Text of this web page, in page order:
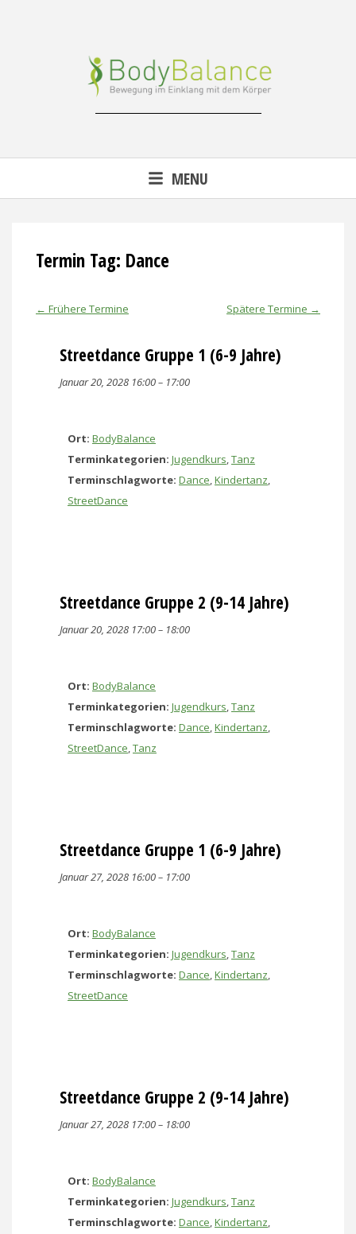
MENU
Termin Tag: Dance
Spätere Termine →
← Frühere Termine
Streetdance Gruppe 1 (6-9 Jahre)
Januar 20, 2028 16:00– 17:00
Ort: BodyBalance
Terminkategorien: Jugendkurs,Tanz
Terminschlagworte: Dance,Kindertanz,
StreetDance
Streetdance Gruppe 2 (9-14 Jahre)
Januar 20, 2028 17:00– 18:00
Ort: BodyBalance
Terminkategorien: Jugendkurs,Tanz
Terminschlagworte: Dance,Kindertanz,
StreetDance,Tanz
Streetdance Gruppe 1 (6-9 Jahre)
Januar 27, 2028 16:00– 17:00
Ort: BodyBalance
Terminkategorien: Jugendkurs,Tanz
Terminschlagworte: Dance,Kindertanz,
StreetDance
Streetdance Gruppe 2 (9-14 Jahre)
Januar 27, 2028 17:00– 18:00
Ort: BodyBalance
Terminkategorien: Jugendkurs,Tanz
Terminschlagworte: Dance,Kindertanz,